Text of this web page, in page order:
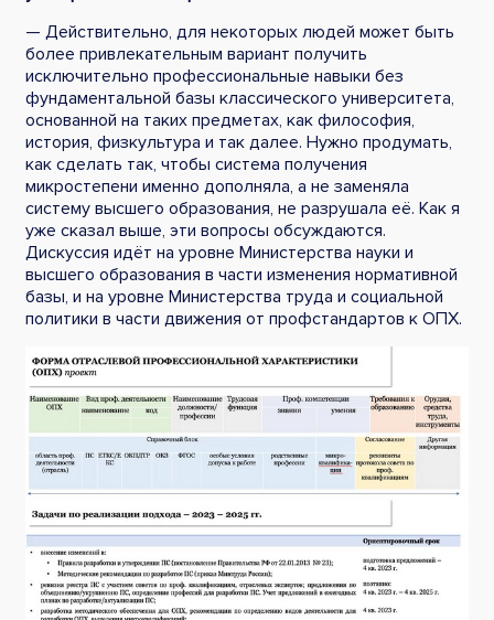
— Действительно, для некоторых людей может быть
более привлекательным вариант получить
исключительно профессиональные навыки без
фундаментальной базы классического университета,
основанной на таких предметах, как философия,
история, физкультура и так далее. Нужно продумать,
как сделать так, чтобы система получения
микростепени именно дополняла, а не заменяла
систему высшего образования, не разрушала её. Как я
уже сказал выше, эти вопросы обсуждаются.
Дискуссия идёт на уровне Министерства науки и
высшего образования в части изменения нормативной
базы, и на уровне Министерства труда и социальной
политики в части движения от профстандартов к ОПХ.